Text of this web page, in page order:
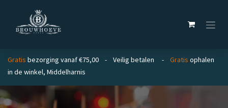
Overslaan naar inhoud
Gratis bezorging vanaf €75,00 - Veilig betalen - Gratis ophalen
in de winkel, Middelharnis